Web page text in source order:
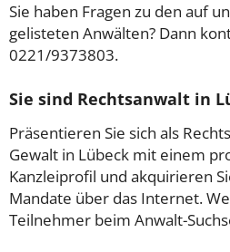
Sie haben Fragen zu den auf
gelisteten Anwälten? Dann
0221/9373803.
Sie sind Rechtsanwalt in
Präsentieren Sie sich als
Gewalt in Lübeck mit einem
Kanzleiprofil und akquirieren
Mandate über das Internet.
Teilnehmer beim Anwalt-